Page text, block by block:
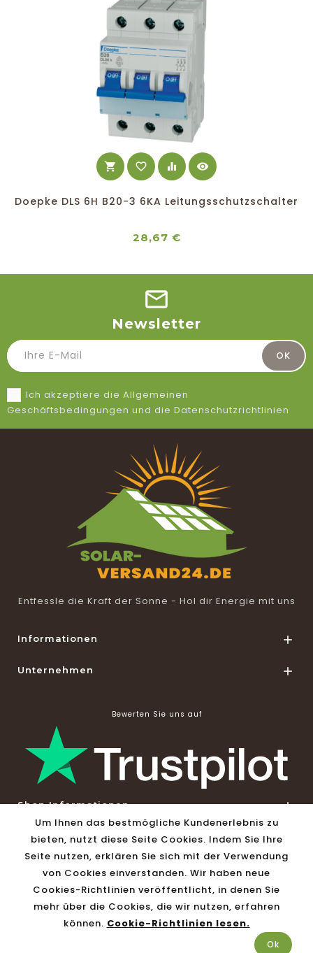
shopping_cart favorite_border equalizer visibility
Doepke DLS 6H B20-3 6KA Leitungsschutzschalter
28,67 €Preis
Newsletter
Ich akzeptiere die Allgemeinen
Geschäftsbedingungen und die Datenschutzrichtlinien
Entfessle die Kraft der Sonne - Hol dir Energie mit uns
Informationen 
Unternehmen 
Bewerten Sie uns auf
Shop Informationen 
© 2026 - Solar-Versand24 by Vivago GmbH
Um Ihnen das bestmögliche Kundenerlebnis zu
bieten, nutzt diese Seite Cookies. Indem Sie Ihre
Seite nutzen, erklären Sie sich mit der Verwendung
von Cookies einverstanden. Wir haben neue
Cookies-Richtlinien veröffentlicht, in denen Sie
mehr über die Cookies, die wir nutzen, erfahren
können. Cookie-Richtlinien lesen.
Ok